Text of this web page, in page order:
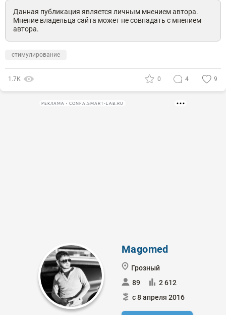
Данная публикация является личным мнением автора.
Мнение владельца сайта может не совпадать с мнением
автора.
стимулирование
1.7К 0 4 9
РЕКЛАМА • CONFA.SMART-LAB.RU
Magomed
Грозный
89
2 612
с 8 апреля 2016